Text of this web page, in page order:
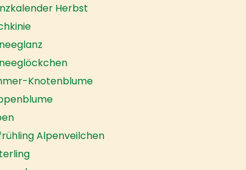
Herbst
Knotenblume
Alpenveilchen